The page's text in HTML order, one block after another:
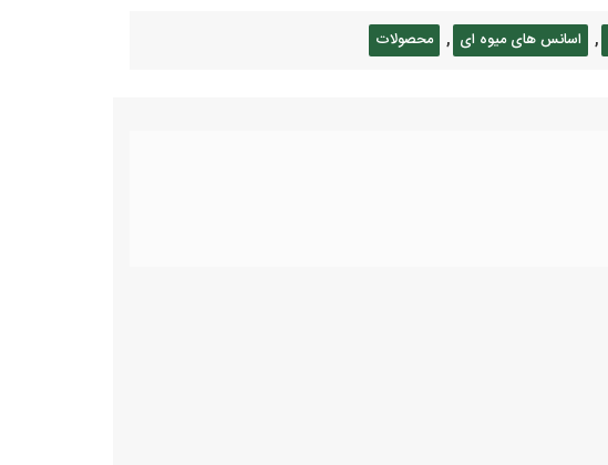
, اسانس های میوه ای , محصولات